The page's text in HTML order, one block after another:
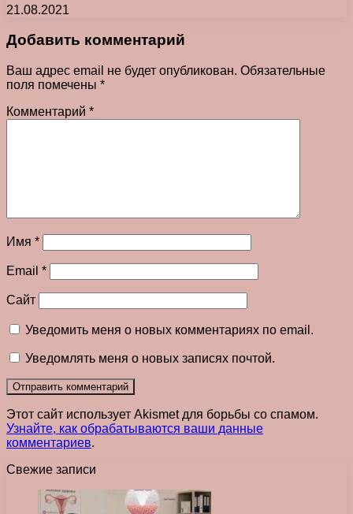
21.08.2021
Добавить комментарий
Ваш адрес email не будет опубликован. Обязательные
поля помечены *
Комментарий *
Имя *
Email *
Сайт
Уведомить меня о новых комментариях по email.
Уведомлять меня о новых записях почтой.
Этот сайт использует Akismet для борьбы со спамом.
Узнайте, как обрабатываются ваши данные
комментариев.
Свежие записи